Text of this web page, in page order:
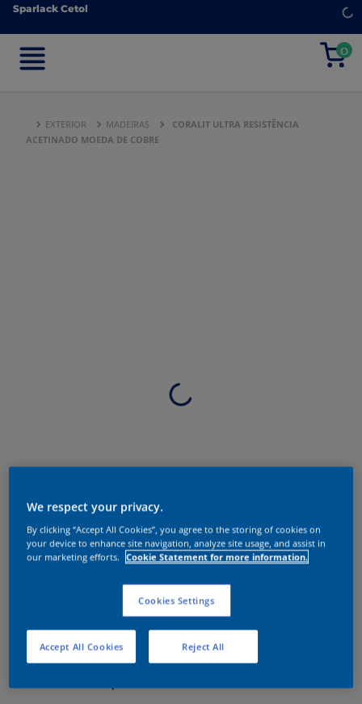
Sparlack Cetol
0
Sparlack Cetol
0
EXTERIOR MADEIRAS
CORALIT ULTRA RESISTÊNCIA
ACETINADO MOEDA DE COBRE
We respect your privacy.
By clicking “Accept All Cookies”, you agree to the storing of cookies on
your device to enhance site navigation, analyze site usage, and assist in
our marketing efforts.
Cookie Statement for more information.
Cookies Settings
Reject All
Accept All Cookies